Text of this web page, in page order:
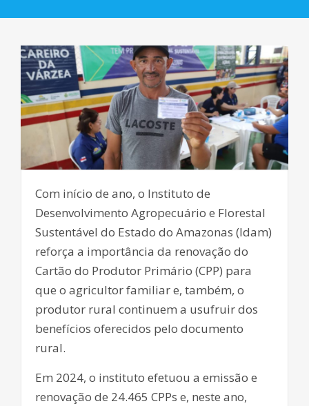
Com início de ano, o Instituto de
Desenvolvimento Agropecuário e Florestal
Sustentável do Estado do Amazonas (Idam)
reforça a importância da renovação do
Cartão do Produtor Primário (CPP) para
que o agricultor familiar e, também, o
produtor rural continuem a usufruir dos
benefícios oferecidos pelo documento
rural.
Em 2024, o instituto efetuou a emissão e
renovação de 24.465 CPPs e, neste ano,